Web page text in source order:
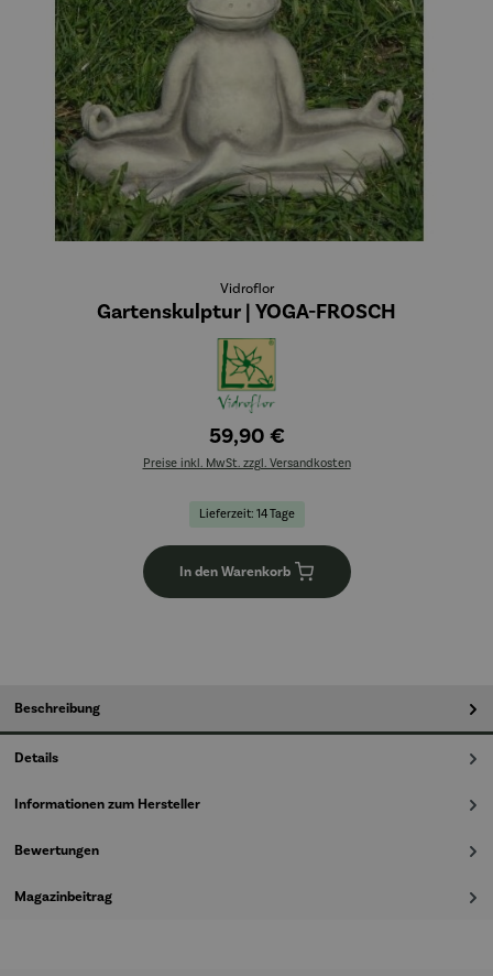
Vidroflor
Gartenskulptur | YOGA-FROSCH
59,90 €
Preise inkl. MwSt. zzgl. Versandkosten
Lieferzeit: 14 Tage
In den Warenkorb
Beschreibung
Details
Informationen zum Hersteller
Bewertungen
Magazinbeitrag